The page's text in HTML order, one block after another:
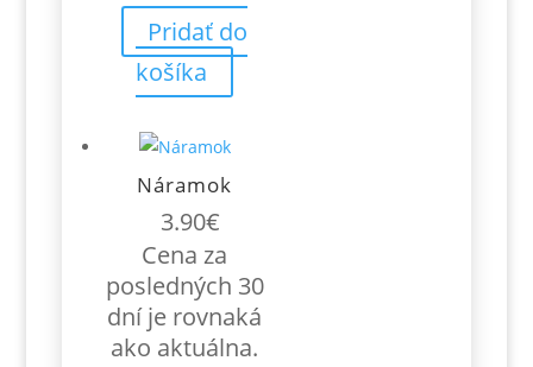
Pridať do
košíka
Náramok
3.90€
Cena za
posledných 30
dní je rovnaká
ako aktuálna.